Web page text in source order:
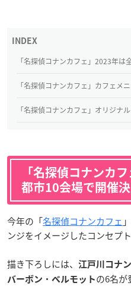
「名探偵コナンカフェ」2023年は
「名探偵コナンカフェ」カフェメ
「名探偵コナンカフェ」オリジナ
「名探偵コナンカ
都市10会場で開催決
今年の「名探偵コナンカフェ
ンジをイメージしたコンセプト
描き下ろしには、 江戸川コナン
バーボン ・ ベルモット の6名が